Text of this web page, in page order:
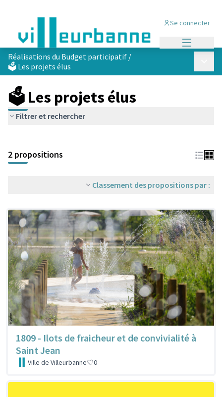
Se connecter
Réalisations du Budget participatif /
🗳️ Les projets élus
🗳️ Les projets élus
Filtrer et rechercher
+
−
2 propositions
Classement des propositions par :
1809 - Ilots de fraicheur et de convivialité à
Saint Jean
Ville de Villeurbanne 0